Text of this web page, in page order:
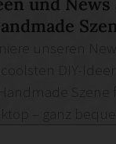
– ganz